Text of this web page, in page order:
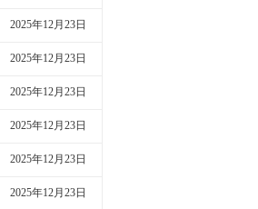
2025年12月23日
2025年12月23日
2025年12月23日
2025年12月23日
2025年12月23日
2025年12月23日